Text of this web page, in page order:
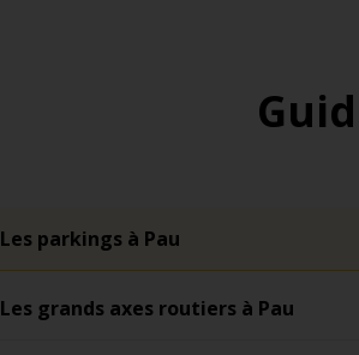
Les parkings à Pau
Les grands axes routiers à Pau